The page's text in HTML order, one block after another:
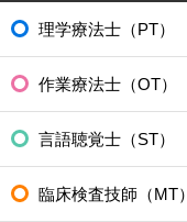
理学療法士（PT）
作業療法士（OT）
言語聴覚士（ST）
臨床検査技師（MT）